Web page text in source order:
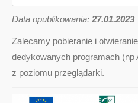
Data opublikowania: 27.01.2023
Zalecamy pobieranie i
dedykowanych programach (np
z poziomu przeglądarki.